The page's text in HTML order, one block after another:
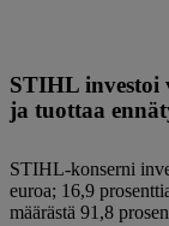
STIHL investoi
ja tuottaa
STIHL-konserni
euroa; 16,9
määrästä 91,8